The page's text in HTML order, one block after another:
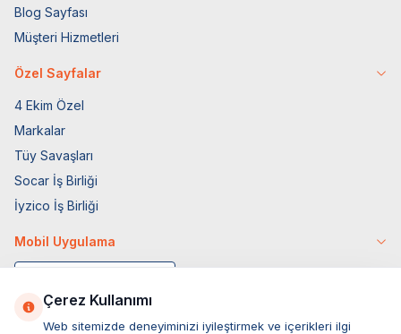
Blog Sayfası
Müşteri Hizmetleri
Özel Sayfalar
4 Ekim Özel
Markalar
Tüy Savaşları
Socar İş Birliği
İyzico İş Birliği
Mobil Uygulama
Çerez Kullanımı
Web sitemizde deneyiminizi iyileştirmek ve içerikleri ilgi